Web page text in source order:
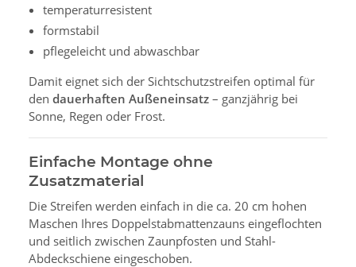
temperaturresistent
formstabil
pflegeleicht und abwaschbar
Damit eignet sich der Sichtschutzstreifen optimal für
den dauerhaften Außeneinsatz – ganzjährig bei
Sonne, Regen oder Frost.
Einfache Montage ohne
Zusatzmaterial
Die Streifen werden einfach in die ca. 20 cm hohen
Maschen Ihres Doppelstabmattenzauns eingeflochten
und seitlich zwischen Zaunpfosten und Stahl-
Abdeckschiene eingeschoben.